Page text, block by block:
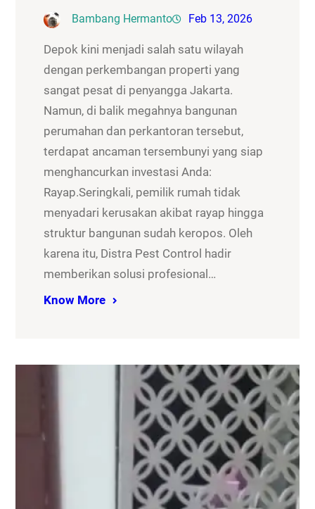
Bambang Hermanto Feb 13, 2026
Depok kini menjadi salah satu wilayah
dengan perkembangan properti yang
sangat pesat di penyangga Jakarta.
Namun, di balik megahnya bangunan
perumahan dan perkantoran tersebut,
terdapat ancaman tersembunyi yang siap
menghancurkan investasi Anda:
Rayap.Seringkali, pemilik rumah tidak
menyadari kerusakan akibat rayap hingga
struktur bangunan sudah keropos. Oleh
karena itu, Distra Pest Control hadir
memberikan solusi profesional…
Know More